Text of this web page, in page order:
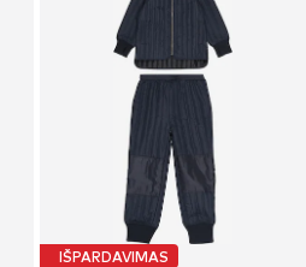
IŠPARDAVIMAS